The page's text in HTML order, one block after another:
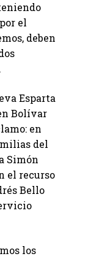
el
deben
Esparta
Bolívar
en
del
Simón
el recurso
Bello
los